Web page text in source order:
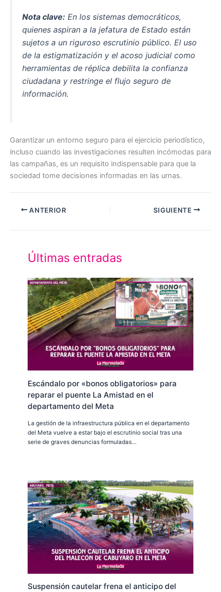
Nota clave: En los sistemas democráticos,
quienes aspiran a la jefatura de Estado están
sujetos a un riguroso escrutinio público. El uso
de la estigmatización y el acoso judicial como
herramientas de réplica debilita la confianza
ciudadana y restringe el flujo seguro de
información.
Garantizar un entorno seguro para el ejercicio periodístico,
incluso cuando las investigaciones resulten incómodas para
las campañas, es un requisito indispensable para que la
sociedad tome decisiones informadas en las urnas.
ANTERIOR SIGUIENTE
Últimas entradas
Escándalo por «bonos obligatorios» para
reparar el puente La Amistad en el
departamento del Meta
La gestión de la infraestructura pública en el departamento
del Meta vuelve a estar bajo el escrutinio social tras una
serie de graves denuncias formuladas…
Suspensión cautelar frena el anticipo del